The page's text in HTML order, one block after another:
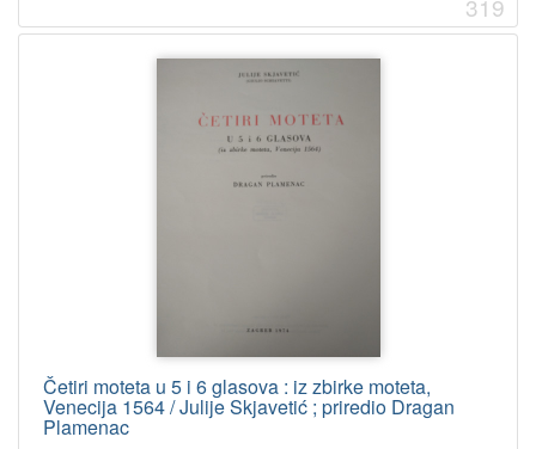
Četiri moteta u 5 i 6 glasova : iz zbirke moteta,
Venecija 1564 / Julije Skjavetić ; priredio Dragan
Plamenac